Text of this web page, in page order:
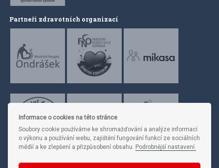
Partneři zdravotních organizací
Informace o cookies na této stránce
Soubory cookie používáme ke shromažďování a analýze informací
o výkonu a používání webu, zajištění fungování funkcí ze sociálních
médií a ke zlepšení a přizpůsobení obsahu. Podrobnější nastavení.